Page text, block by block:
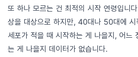
또 하나 모르는 건 최적의 시작 연령입니
상을 대상으로 하지만, 40대나 50대에 시
세포가 적을 때 시작하는 게 나을지, 어느
는 게 나을지 데이터가 없습니다.